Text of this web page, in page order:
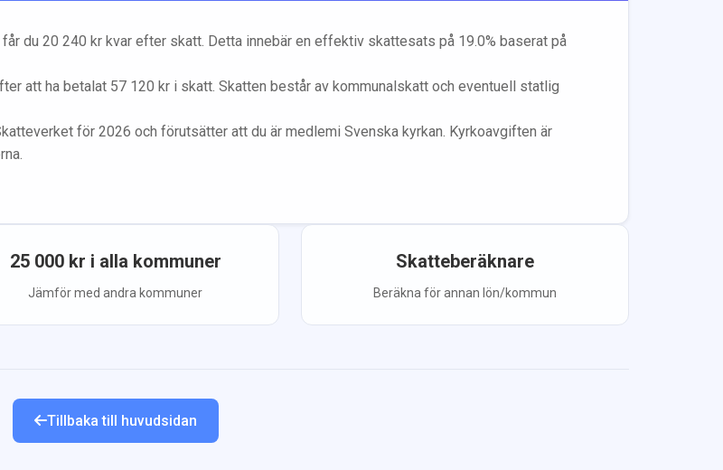
du 20 240 kr kvar efter skatt. Detta innebär en effektiv skattesats på 19.0% baserat på
att ha betalat 57 120 kr i skatt. Skatten består av kommunalskatt och eventuell statlig
för 2026 och förutsätter att du är medlemi Svenska kyrkan. Kyrkoavgiften är
25 000kr i alla kommuner
Jämför med andra kommuner
Skatteberäknare
Beräkna för annan lön/kommun
Tillbaka till huvudsidan